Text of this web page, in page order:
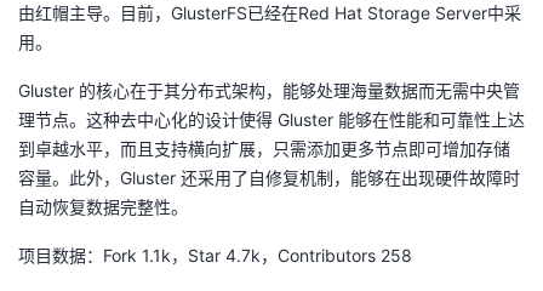
动
关
的
发
者
学
我
Programs
的
支
持
由红帽主导。目前， GlusterFS已经在Red Hat Storage Server中采
用。
Gluster 的核心在于其分布式架构，能够处理海量数据而无需中央管
理节点。这种去中心化的设计使得 Gluster 能够在性能和可靠性上达
到卓越水平，而且支持横向扩展，只需添加更多节点即可增加存储
容量。此外， Gluster 还采用了自修复机制，能够在出现硬件故障时
自动恢复数据完整性。
项目数据： Fork 1.1k， Star 4.7k， Contributors 258